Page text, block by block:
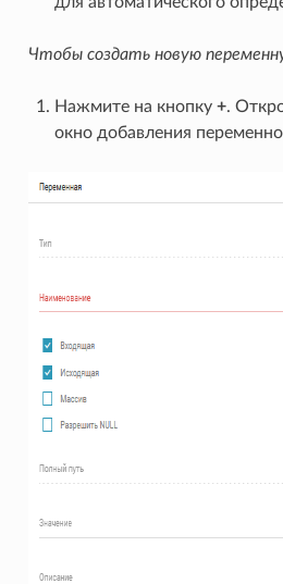
Чтобы создать новую
Нажмите на кнопку +.
окно добавления